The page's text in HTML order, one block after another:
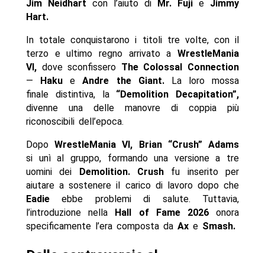
Jim Neidhart con l’aiuto di Mr. Fuji e Jimmy
Hart.
In totale conquistarono i titoli tre volte, con il
terzo e ultimo regno arrivato aWrestleMania
VI,dove sconfissero The Colossal Connection
—
Haku eAndre the Giant.La loro mossa
finale distintiva, la “Demolition Decapitation”,
divenne una delle manovre di coppia più
riconoscibili dell’epoca.
DopoWrestleMania VI, Brian “Crush” Adams
si unì al gruppo, formando una versione a tre
uomini dei
Demolition. Crush fu inserito per
aiutare a sostenere il carico di lavoro dopo che
Eadieebbe problemi di salute. Tuttavia,
l’introduzione nella
Hall of Fame 2026onora
specificamente l’era composta da Axe Smash.